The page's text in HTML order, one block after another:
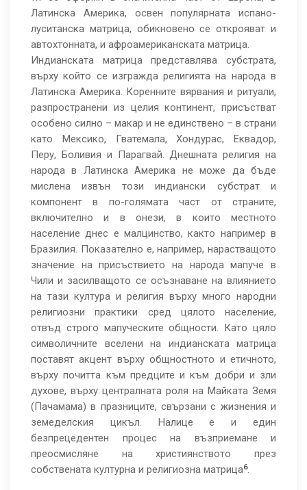
Латинска Америка, освен популярната испано-
луситанска матрица, обикновено се открояват и
автохтонната, и афроамериканската матрица.
Индианската матрица представлява субстрата,
върху който се изгражда религията на народа в
Латинска Америка. Коренните вярвания и ритуали,
разпространени из целия континент, присъстват
особено силно – макар и не единствено – в страни
като Мексико, Гватемала, Хондурас, Еквадор,
Перу, Боливия и Парагвай. Днешната религия на
народа в Латинска Америка не може да бъде
мислена извън този индиански субстрат и
компонент в по-голямата част от страните,
включително и в онези, в които местното
население днес е малцинство, както например в
Бразилия. Показателно е, например, нарастващото
значение на присъствието на народа мапуче в
Чили и засилващото се осъзнаване на влиянието
на тази култура и религия върху много народни
религиозни практики сред цялото население,
отвъд строго мапуческите общности. Като цяло
символичните вселени на индианската матрица
поставят акцент върху общностното и етичното,
върху почитта към предците и към добри и зли
духове, върху централната роля на Майката Земя
(Пачамама) в празниците, свързани с жизнения и
земеделския цикъл. Налице е и един
безпрецедентен процес на възприемане и
преосмисляне на християнството през
собствената културна и религиозна матрица6.